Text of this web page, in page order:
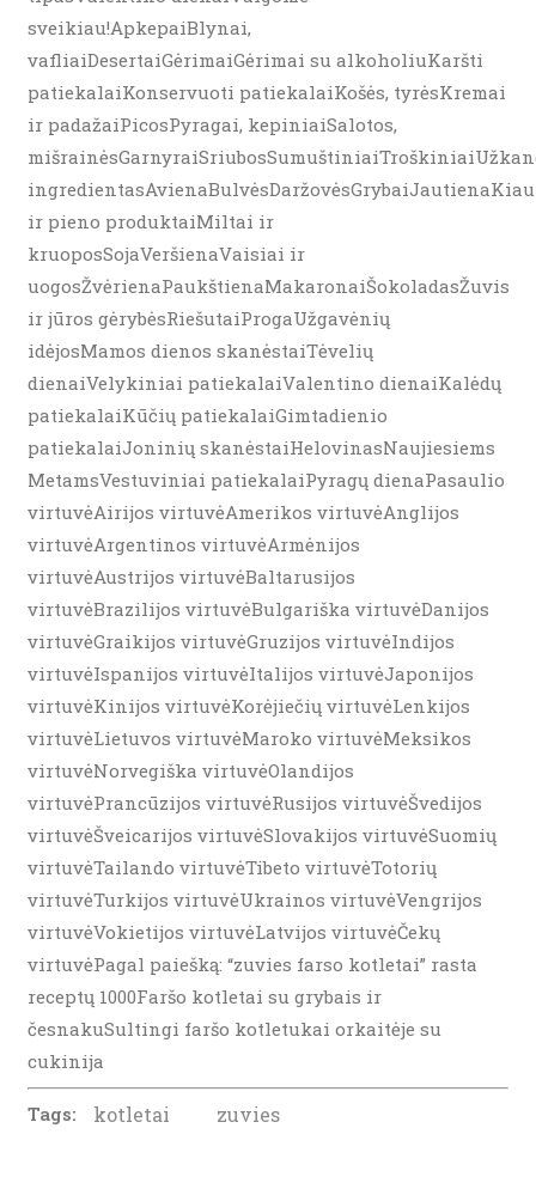
sveikiau!ApkepaiBlynai,
vafliaiDesertaiGėrimaiGėrimai su alkoholiuKaršti
patiekalaiKonservuoti patiekalaiKošės, tyrėsKremai
ir padažaiPicosPyragai, kepiniaiSalotos,
ir pieno produktaiMiltai ir
kruoposSojaVeršienaVaisiai ir
uogosŽvėrienaPaukštienaMakaronaiŠokoladasŽuvis
ir jūros gėrybėsRiešutaiProgaUžgavėnių
idėjosMamos dienos skanėstaiTėvelių
dienaiVelykiniai patiekalaiValentino dienaiKalėdų
patiekalaiKūčių patiekalaiGimtadienio
patiekalaiJoninių skanėstaiHelovinasNaujiesiems
MetamsVestuviniai patiekalaiPyragų dienaPasaulio
virtuvėAirijos virtuvėAmerikos virtuvėAnglijos
virtuvėArgentinos virtuvėArmėnijos
virtuvėAustrijos virtuvėBaltarusijos
virtuvėBrazilijos virtuvėBulgariška virtuvėDanijos
virtuvėGraikijos virtuvėGruzijos virtuvėIndijos
virtuvėIspanijos virtuvėItalijos virtuvėJaponijos
virtuvėKinijos virtuvėKorėjiečių virtuvėLenkijos
virtuvėLietuvos virtuvėMaroko virtuvėMeksikos
virtuvėNorvegiška virtuvėOlandijos
virtuvėPrancūzijos virtuvėRusijos virtuvėŠvedijos
virtuvėŠveicarijos virtuvėSlovakijos virtuvėSuomių
virtuvėTailando virtuvėTibeto virtuvėTotorių
virtuvėTurkijos virtuvėUkrainos virtuvėVengrijos
virtuvėVokietijos virtuvėLatvijos virtuvėČekų
virtuvėPagal paiešką: “zuvies farso kotletai” rasta
receptų 1000Faršo kotletai su grybais ir
česnakuSultingi faršo kotletukai orkaitėje su
cukinija
Tags: kotletai zuvies